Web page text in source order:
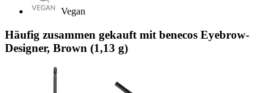
Vegan
Häufig zusammen gekauft mit benecos Eyebrow-
Designer, Brown (1,13 g)